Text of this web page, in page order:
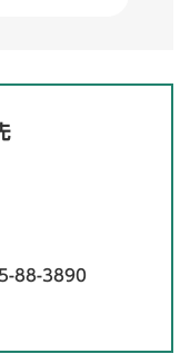
88-3890